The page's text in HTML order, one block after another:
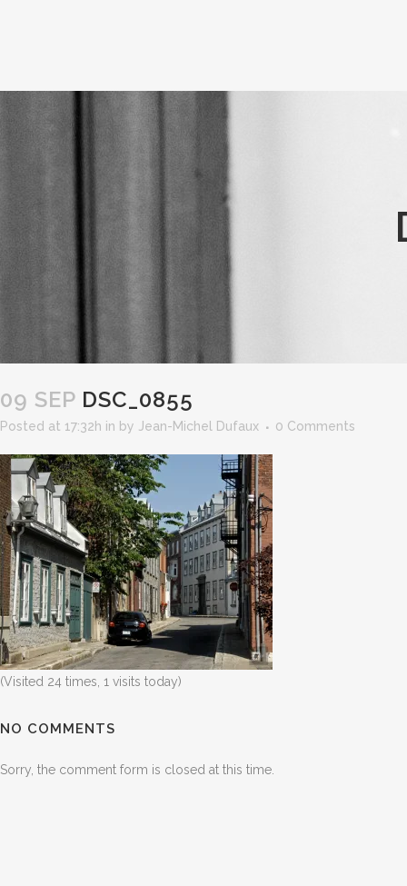
09 SEP DSC_0855
Posted at 17:32h in by Jean-Michel Dufaux 0 Comments
(Visited 24 times, 1 visits today)
NO COMMENTS
Sorry, the comment form is closed at this time.